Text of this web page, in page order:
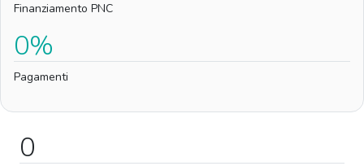
Finanziamento PNC
0%
Pagamenti
0